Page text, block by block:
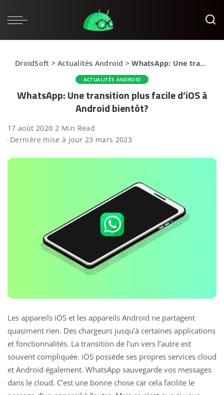
DroidSoft >Actualités Android >WhatsApp: Une transition plus facile d’iOS à Android bientôt?
ACTUALITÉS ANDROID
WhatsApp: Une transition plus facile d’iOS à
Android bientôt?
17 août 2020 2 Min Read
Dernière mise à jour 23 mars 2023
Les appareils iOS et les appareils Android ne partagent
quasiment rien. Des chargeurs jusqu’à certaines applications
et fonctionnalités. La transition de l’un vers l’autre est
souvent compliquée. iOS possède ses propres services cloud
et Android également. WhatsApp sauvegarde vos messages
dans le cloud. C’est une bonne chose car cela facilite le